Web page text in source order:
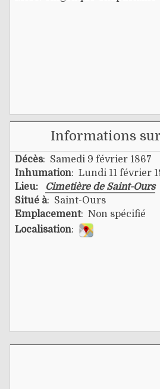
Informations
Décès: Samedi 9 février 1867
Inhumation: Lundi 11 février
Lieu:
Cimetière de Saint-Ours
Situé à: Saint-Ours
Emplacement: Non spécifié
Localisation: